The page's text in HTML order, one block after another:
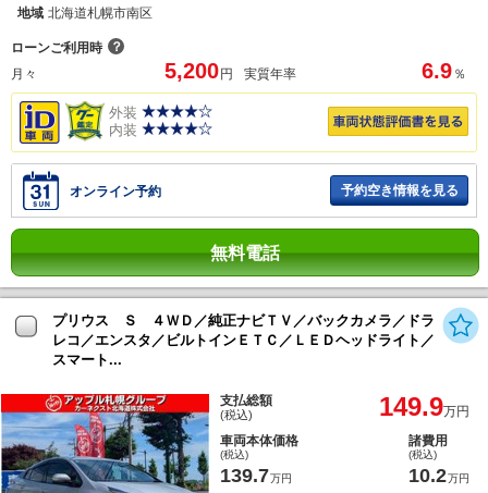
地域 北海道札幌市南区
ローンご利用時 ？
月々
5,200 円 実質年率 6.9 ％
外装
内装
オンライン予約 予約空き情報を見る
無料電話
プリウス Ｓ ４ＷＤ／純正ナビＴＶ／バックカメラ／ドラ
レコ／エンスタ／ビルトインＥＴＣ／ＬＥＤヘッドライト／
スマート...
支払総額
(税込) 149.9万円
車両本体価格
(税込)
139.7万円
諸費用
(税込)
10.2万円